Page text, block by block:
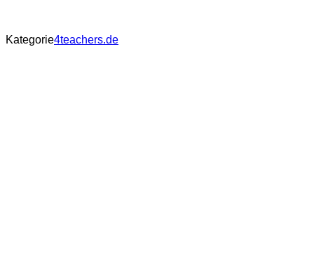
Kategorie4teachers.de